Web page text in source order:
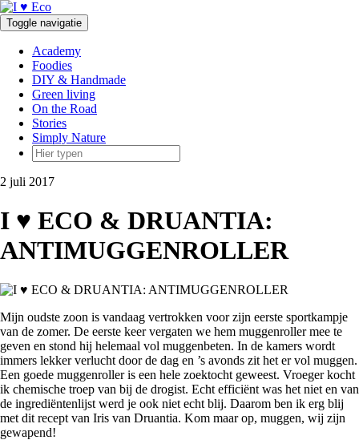
Doorgaan
naar
inhoud
Toggle navigatie
Academy
Foodies
DIY & Handmade
Green living
On the Road
Stories
Simply Nature
2 juli 2017
I ♥ ECO & DRUANTIA:
ANTIMUGGENROLLER
Mijn oudste zoon is vandaag vertrokken voor zijn eerste sportkampje
van de zomer. De eerste keer vergaten we hem muggenroller mee te
geven en stond hij helemaal vol muggenbeten. In de kamers wordt
immers lekker verlucht door de dag en ’s avonds zit het er vol muggen.
Een goede muggenroller is een hele zoektocht geweest. Vroeger kocht
ik chemische troep van bij de drogist. Echt efficiënt was het niet en van
de ingrediëntenlijst werd je ook niet echt blij. Daarom ben ik erg blij
met dit recept van Iris van Druantia. Kom maar op, muggen, wij zijn
gewapend!